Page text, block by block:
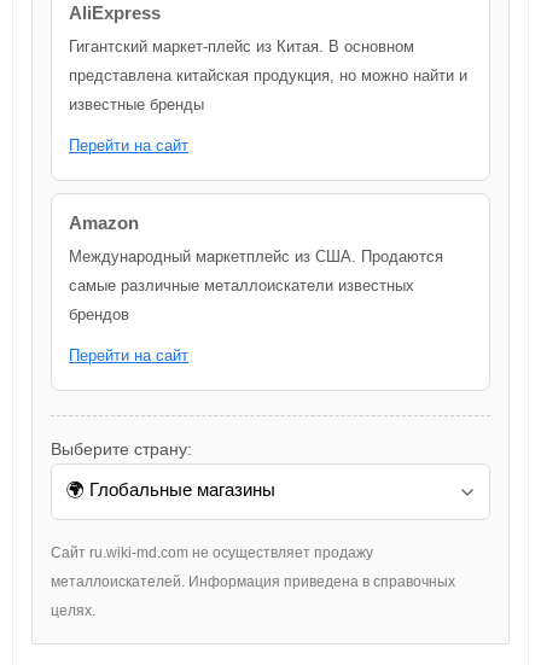
AliExpress
Гигантский маркет-плейс из Китая. В основном
представлена китайская продукция, но можно найти и
известные бренды
Перейти на сайт
Amazon
Международный маркетплейс из США. Продаются
самые различные металлоискатели известных
брендов
Перейти на сайт
Выберите страну:
Сайт ru.wiki-md.com не осуществляет продажу
металлоискателей. Информация приведена в справочных
целях.